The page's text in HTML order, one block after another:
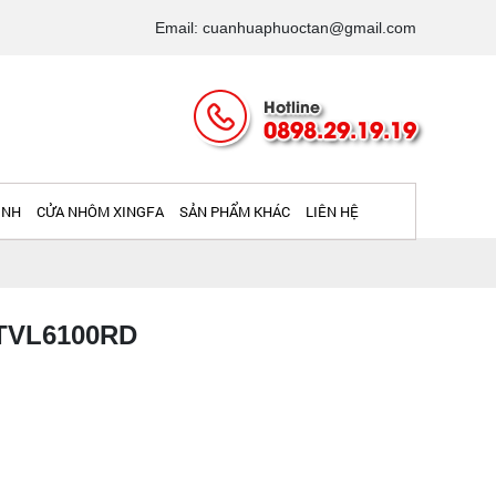
Email: cuanhuaphuoctan@gmail.com
Hotline
0898.29.19.19
CỬA NHÔM XINGFA SẢN PHẨM KHÁC LIÊN HỆ